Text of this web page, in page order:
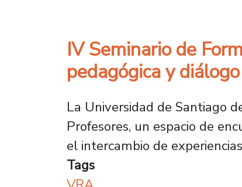
IV Seminario de
pedagógica y
La Universidad de Santiago
Profesores, un espacio de
el intercambio de
Tags